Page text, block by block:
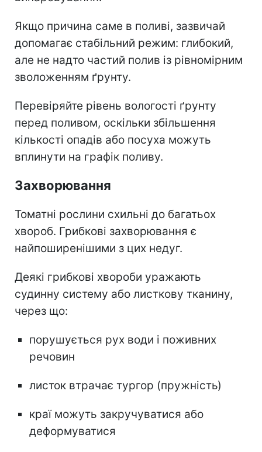
Якщо причина саме в поливі, зазвичай
допомагає стабільний режим: глибокий,
але не надто частий полив із рівномірним
зволоженням ґрунту.
Перевіряйте рівень вологості ґрунту
перед поливом, оскільки збільшення
кількості опадів або посуха можуть
вплинути на графік поливу.
Захворювання
Томатні рослини схильні до багатьох
хвороб. Грибкові захворювання є
найпоширенішими з цих недуг.
Деякі грибкові хвороби уражають
судинну систему або листкову тканину,
через що:
порушується рух води і поживних
речовин
листок втрачає тургор (пружність)
краї можуть закручуватися або
деформуватися